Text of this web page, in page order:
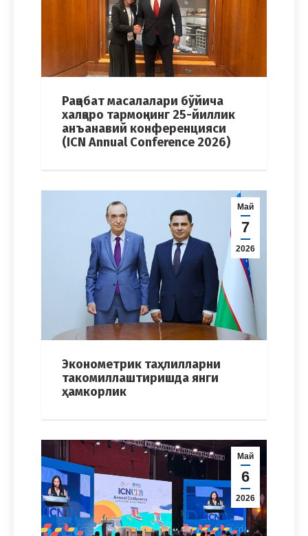
Рақобат масалалари бўйича
халқаро тармоқнинг 25-йиллик
анъанавий конференцияси
(ICN Annual Conference 2026)
Май
7
2026
Эконометрик таҳлилларни
такомиллаштиришда янги
ҳамкорлик
Май
6
2026